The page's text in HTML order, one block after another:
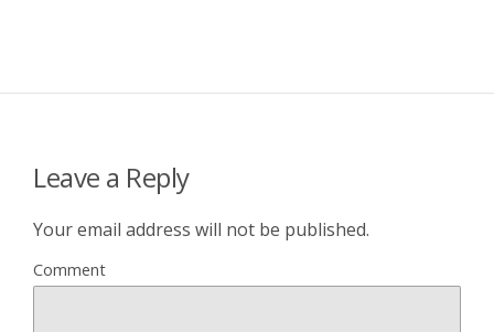
Leave a Reply
Your email address will not be published.
Comment